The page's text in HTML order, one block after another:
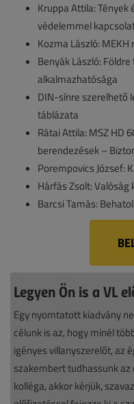
Kruppa Attila:
védelemmel
Kozma László:
Benyák László:
alkalmazhatósága
DIN-sínre szerelhető
táblázata
Rátai Attila: MSZ HD
berendezések –
Porempovics József:
Hárfás Zsolt: Valóság
Barcsi Tamás:
Legyen Ön is a VL
Egy nyomtatott kiadvány
célunk is az, hogy minél
igényes villanyszerelőt, az
szakembert tudhassunk az
kolléga, akkor kérjük,